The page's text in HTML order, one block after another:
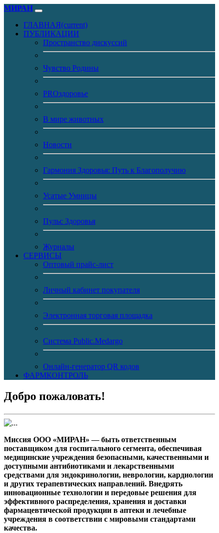
МИРАН
ГЛАВНАЯ(current)
ПУБЛИКАЦИИ
Пространство дискуссий
Чувство Родины
PROздоровье
В мире животных
Новости
Гармония Здоровья: Путь к Благополучию
Усатые Умницы
Пульс Здоровья
Журналы
CЕРВИСЫ
Оптовый прайс-лист
Личный кабинет покупателя
Электронная торговая площадка
Система Public.Medargo
Онлайн-генератор QR кодов
ФАРМКОНТРОЛЬ
Добро пожаловать!
Миссия ООО «МИРАН» — быть ответственным
поставщиком для госпитального сегмента, обеспечивая
медицинские учреждения безопасными, качественными и
доступными антибиотиками и лекарственными
средствами для эндокринологии, неврологии, кардиологии
и других терапевтических направлений. Внедрять
инновационные технологии и передовые решения для
эффективного распределения, хранения и доставки
фармацевтической продукции в аптеки и лечебные
учреждения в соответствии с мировыми стандартами
качества.